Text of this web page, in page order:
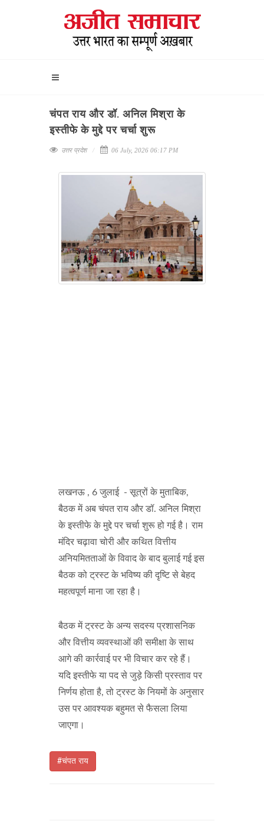
चंपत राय और डॉ. अनिल मिश्रा के
इस्तीफे के मुद्दे पर चर्चा शुरू
उत्तर प्रदेश 06 July, 2026 06:17 PM
लखनऊ , 6 जुलाई - सूत्रों के मुताबिक,
बैठक में अब चंपत राय और डॉ. अनिल मिश्रा
के इस्तीफे के मुद्दे पर चर्चा शुरू हो गई है। राम
मंदिर चढ़ावा चोरी और कथित वित्तीय
अनियमितताओं के विवाद के बाद बुलाई गई इस
बैठक को ट्रस्ट के भविष्य की दृष्टि से बेहद
महत्वपूर्ण माना जा रहा है।
बैठक में ट्रस्ट के अन्य सदस्य प्रशासनिक
और वित्तीय व्यवस्थाओं की समीक्षा के साथ
आगे की कार्रवाई पर भी विचार कर रहे हैं।
यदि इस्तीफे या पद से जुड़े किसी प्रस्ताव पर
निर्णय होता है, तो ट्रस्ट के नियमों के अनुसार
उस पर आवश्यक बहुमत से फैसला लिया
जाएगा।
#चंपत राय